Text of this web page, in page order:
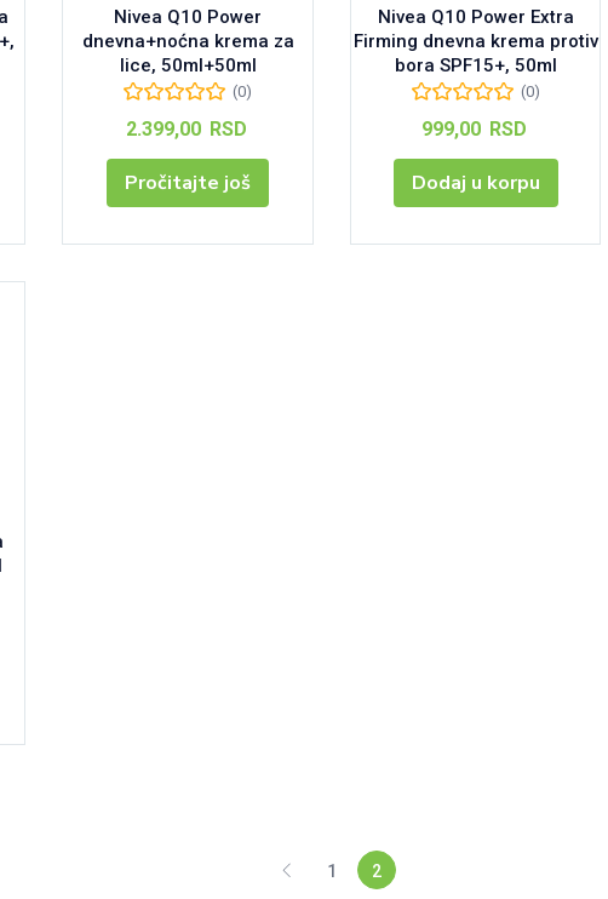
Nivea Q10 Power
dnevna+noćna krema za
lice, 50ml+50ml
(0)
2.399,00 RSD
Pročitajte još
Nivea Q10 Power Extra
Firming dnevna krema protiv
bora SPF15+, 50ml
(0)
999,00 RSD
Dodaj u korpu
1 2